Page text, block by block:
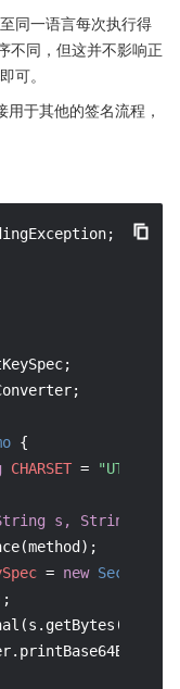
同一语言每次执行得
不同，但这并不影响正
可。
于其他的签名流程，
{
CHARSET = "UTF-8"
s, String key,
= new